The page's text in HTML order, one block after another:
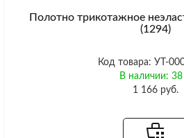
Полотно трикотажное
(1294)
Код товара: УТ-
В наличии:
1 166 руб.